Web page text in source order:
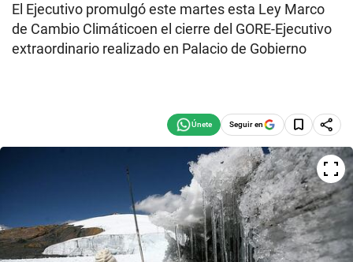
El Ejecutivo promulgó este martes esta Ley Marco
de Cambio Climáticoen el cierre del GORE-Ejecutivo
extraordinario realizado en Palacio de Gobierno
Seguir en